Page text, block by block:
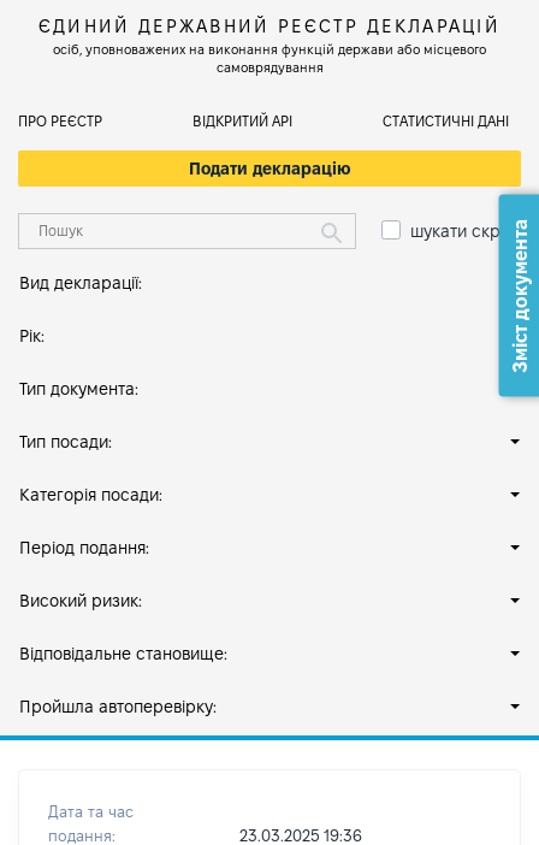
ЄДИНИЙ ДЕРЖАВНИЙ РЕЄСТР ДЕКЛАРАЦІЙ
осіб, уповноважених на виконання функцій держави або місцевого
самоврядування
ПРО РЕЄСТР ВІДКРИТИЙ АРІ СТАТИСТИЧНІ ДАНІ
Подати декларацію
шукати скрізь
Вид декларації:
Рік:
Тип документа:
Тип посади:
Категорія посади:
Період подання:
Високий ризик:
Відповідальне становище:
Пройшла автоперевірку:
Дата та час
подання:
23.03.2025 19:36
Зміст документа